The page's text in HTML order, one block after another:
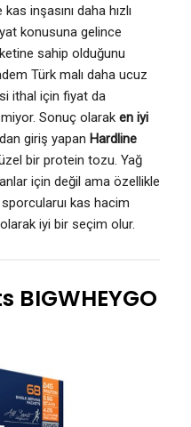
inşasını daha hızlı
konusuna gelince
sahip olduğunu
Türk malı daha ucuz
ithal için fiyat da
Sonuç olarak en iyi
giriş yapan Hardline
bir protein tozu. Yağ
için değil ama özellikle
kas hacim
iyi bir seçim olur.